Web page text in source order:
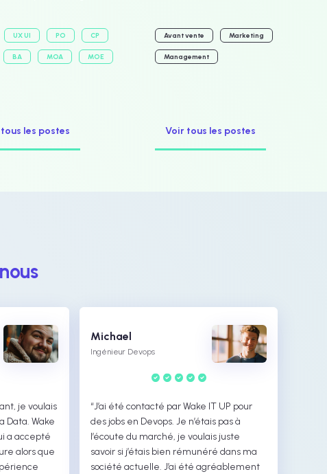
UX UI PO CP
BA MOA MOE
les postes
Avant vente Marketing
Management
Voir tous les postes
je voulais
Data. Wake
a accepté
alors que
Michael
Ingénieur Devops
“J’ai été contacté par Wake IT UP pour
des jobs en Devops. Je n’étais pas à
l’écoute du marché, je voulais juste
savoir si j’étais bien rémunéré dans ma
société actuelle. J’ai été agréablement